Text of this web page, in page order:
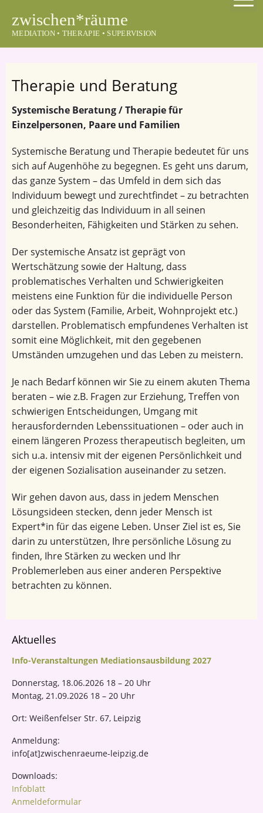
p
zwischen*räume
MEDIATION • THERAPIE • SUPERVISION
Therapie und Beratung
Systemische Beratung / Therapie für
Einzelpersonen, Paare und Familien
Systemische Beratung und Therapie bedeutet für uns
sich auf Augenhöhe zu begegnen. Es geht uns darum,
das ganze System – das Umfeld in dem sich das
Individuum bewegt und zurechtfindet – zu betrachten
und gleichzeitig das Individuum in all seinen
Besonderheiten, Fähigkeiten und Stärken zu sehen.
Der systemische Ansatz ist geprägt von
Wertschätzung sowie der Haltung, dass
problematisches Verhalten und Schwierigkeiten
meistens eine Funktion für die individuelle Person
oder das System (Familie, Arbeit, Wohnprojekt etc.)
darstellen. Problematisch empfundenes Verhalten ist
somit eine Möglichkeit, mit den gegebenen
Umständen umzugehen und das Leben zu meistern.
Je nach Bedarf können wir Sie zu einem akuten Thema
beraten – wie z.B. Fragen zur Erziehung, Treffen von
schwierigen Entscheidungen, Umgang mit
herausfordernden Lebenssituationen – oder auch in
einem längeren Prozess therapeutisch begleiten, um
sich u.a. intensiv mit der eigenen Persönlichkeit und
der eigenen Sozialisation auseinander zu setzen.
Wir gehen davon aus, dass in jedem Menschen
Lösungsideen stecken, denn jeder Mensch ist
Expert*in für das eigene Leben. Unser Ziel ist es, Sie
darin zu unterstützen, Ihre persönliche Lösung zu
finden, Ihre Stärken zu wecken und Ihr
Problemerleben aus einer anderen Perspektive
betrachten zu können.
P
i
a
r
y
S
i
d
b
a
r
Aktuelles
Info-Veranstaltungen Mediationsausbildung 2027
Donnerstag, 18.06.2026 18 – 20 Uhr
Montag, 21.09.2026 18 – 20 Uhr
Ort: Weißenfelser Str. 67, Leipzig
Anmeldung:
info[at]zwischenraeume-leipzig.de
Downloads:
Infoblatt
Anmeldeformular